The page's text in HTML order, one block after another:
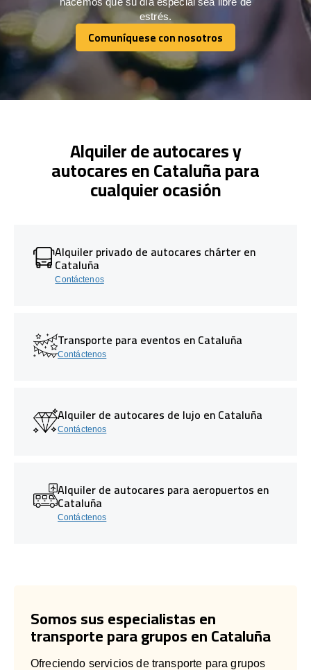
estrés.
Comuníquese con nosotros
Comuníquese con nosotros
Alquiler de autocares y
autocares en Cataluña para
cualquier ocasión
Alquiler privado de autocares chárter en
Cataluña
Contáctenos
Transporte para eventos en Cataluña
Contáctenos
Alquiler de autocares de lujo en Cataluña
Contáctenos
Alquiler de autocares para aeropuertos en
Cataluña
Contáctenos
Somos sus especialistas en
transporte para grupos en Cataluña
Ofreciendo servicios de transporte para grupos